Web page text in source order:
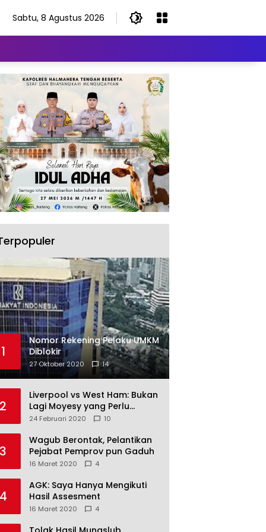
Sabtu, 8 Agustus 2026
1
Nomor Rekening Pelaku UMKM
Diblokir
27 Oktober 2020 14
2
Liverpool vs West Ham: Bukan
Lagi Moyesy yang Perlu
Ditakuti
24 Februari 2020 10
3
Wagub Berontak, Pelantikan
Pejabat Pemprov pun Gaduh
16 Maret 2020 4
4
AGK: Saya Hanya Mengikuti
Hasil Assesment
16 Maret 2020 4